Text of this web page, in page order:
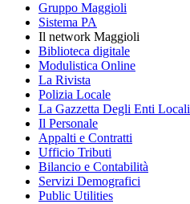
Gruppo Maggioli
Sistema PA
Il network Maggioli
Biblioteca digitale
Modulistica Online
La Rivista
Polizia Locale
La Gazzetta Degli Enti Locali
Il Personale
Appalti e Contratti
Ufficio Tributi
Bilancio e Contabilità
Servizi Demografici
Public Utilities